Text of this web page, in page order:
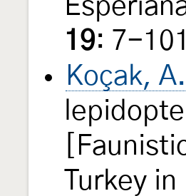
19: 7-
Koçak,
Turkey